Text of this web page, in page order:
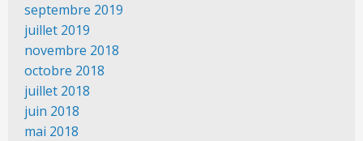
septembre 2019
juillet 2019
novembre 2018
octobre 2018
juillet 2018
juin 2018
mai 2018